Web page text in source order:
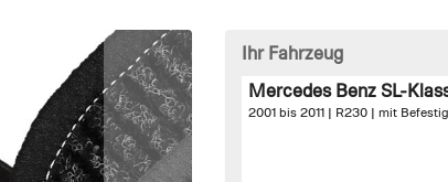
Ihr Fahrzeug
Mercedes Benz SL-
2001 bis 2011 | R230 | mit